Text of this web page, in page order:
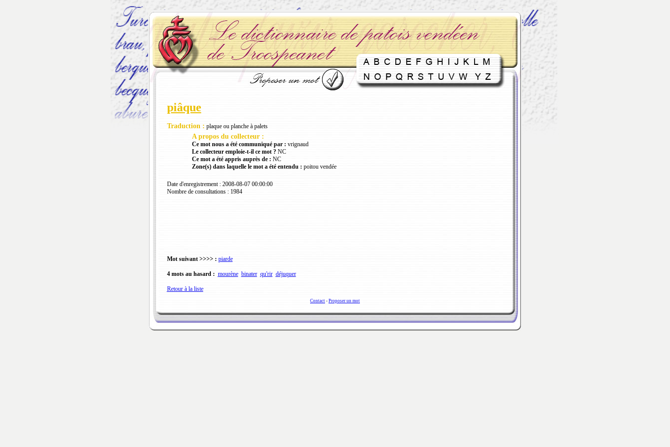
piâque
Traduction : plaque ou planche à palets
A propos du collecteur :
Ce mot nous a été communiqué par : vrignaud
Le collecteur emploie-t-il ce mot ?NC
Ce mot a été appris auprès de : NC
Zone(s) dans laquelle le mot a été entendu : poitou vendée
Date d'enregistrement : 2008-08-07 00:00:00
Nombre de consultations : 1984
Mot suivant >>>> : piarde
4 mots au hasard : mourène binater qu'rir déjuquer
Retour à la liste
Contact - Proposer un mot